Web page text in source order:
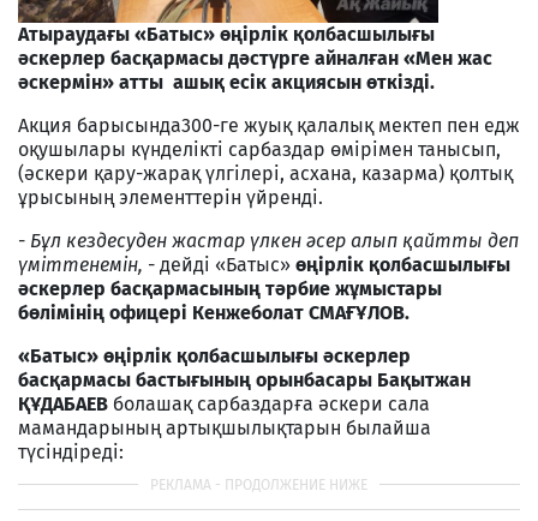
Атыраудағы «Батыс» өңірлік қолбасшылығы
әскерлер басқармасы дәстүрге айналған «Мен жас
әскермін» атты ашық есік акциясын өткізді.
Акция барысында300-ге жуық қалалық мектеп пен едж
оқушылары күнделікті сарбаздар өмірімен танысып,
(әскери қару-жарақ үлгілері, асхана, казарма) қолтық
ұрысының элементтерін үйренді.
- Бұл кездесуден жастар үлкен әсер алып қайтты деп
үміттенемін, - дейді «Батыс» өңірлік қолбасшылығы
әскерлер басқармасының тәрбие жұмыстары
бөлімінің офицері Кенжеболат СМАҒҰЛОВ.
«Батыс» өңірлік қолбасшылығы әскерлер
басқармасы бастығының орынбасары Бақытжан
ҚҰДАБАЕВ болашақ сарбаздарға әскери сала
мамандарының артықшылықтарын былайша
түсіндіреді: